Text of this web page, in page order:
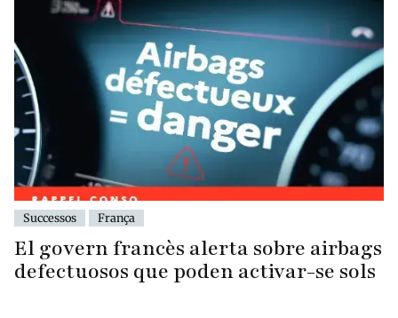
Successos França
El govern francès alerta sobre airbags
defectuosos que poden activar-se sols